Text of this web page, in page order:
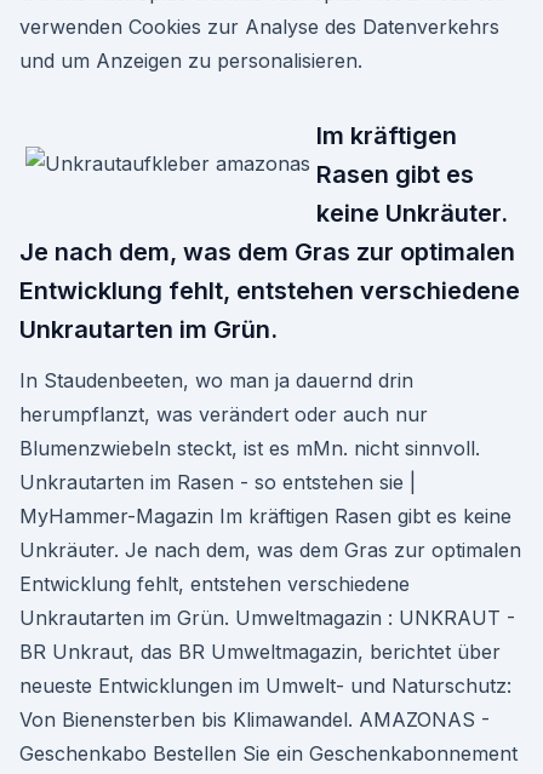
verwenden Cookies zur Analyse des Datenverkehrs
und um Anzeigen zu personalisieren.
Im kräftigen
Rasen gibt es
keine Unkräuter.
Je nach dem, was dem Gras zur optimalen
Entwicklung fehlt, entstehen verschiedene
Unkrautarten im Grün.
In Staudenbeeten, wo man ja dauernd drin
herumpflanzt, was verändert oder auch nur
Blumenzwiebeln steckt, ist es mMn. nicht sinnvoll.
Unkrautarten im Rasen - so entstehen sie |
MyHammer-Magazin Im kräftigen Rasen gibt es keine
Unkräuter. Je nach dem, was dem Gras zur optimalen
Entwicklung fehlt, entstehen verschiedene
Unkrautarten im Grün. Umweltmagazin : UNKRAUT -
BR Unkraut, das BR Umweltmagazin, berichtet über
neueste Entwicklungen im Umwelt- und Naturschutz:
Von Bienensterben bis Klimawandel. AMAZONAS -
Geschenkabo Bestellen Sie ein Geschenkabonnement